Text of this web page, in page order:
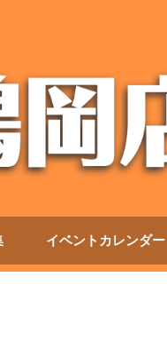
イベントカレンダー